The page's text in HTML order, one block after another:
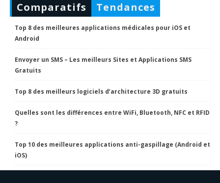
Comparatifs Tendances
Top 8 des meilleures applications médicales pour iOS et
Android
Envoyer un SMS – Les meilleurs Sites et Applications SMS
Gratuits
Top 8 des meilleurs logiciels d’architecture 3D gratuits
Quelles sont les différences entre WiFi, Bluetooth, NFC et RFID
?
Top 10 des meilleures applications anti-gaspillage (Android et
iOS)